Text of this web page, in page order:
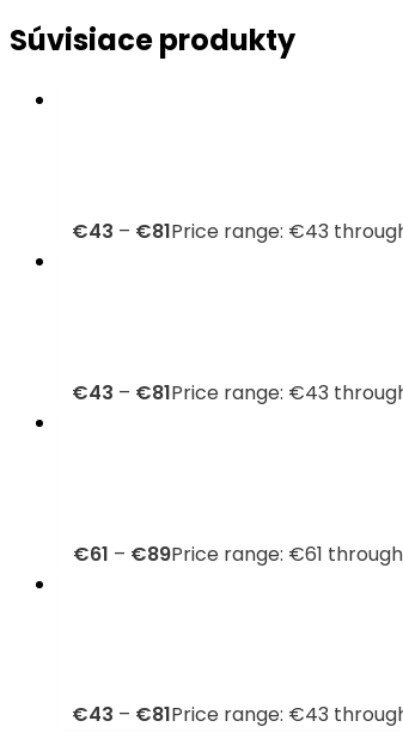
Súvisiace produkty
€43 – €81Price range: €43
€43 – €81Price range: €43
€61 – €89Price range: €61
€43 – €81Price range: €43